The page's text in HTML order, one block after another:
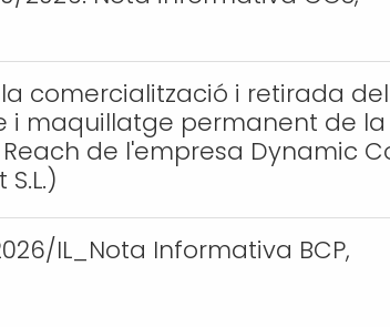
comercialització i retirada del
maquillatge permanent de la
de l'empresa Dynamic
IL_Nota Informativa BCP,